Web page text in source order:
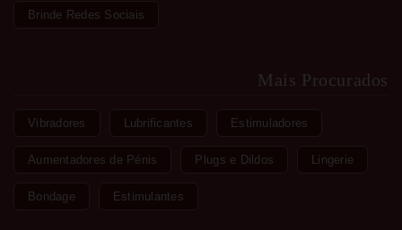
Brinde Redes Sociais
Mais Procurados
Vibradores Lubrificantes Estimuladores
Aumentadores de Pénis Plugs e Dildos Lingerie
Bondage Estimulantes